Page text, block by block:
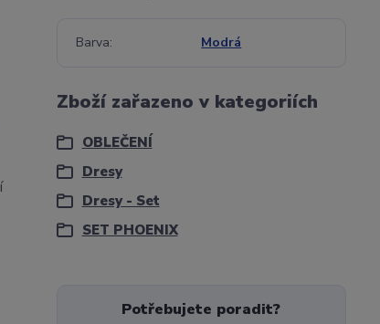
Barva Modrá
Zboží zařazeno v kategoriích
OBLEČENÍ
Dresy
Dresy - Set
SET PHOENIX
Potřebujete poradit?